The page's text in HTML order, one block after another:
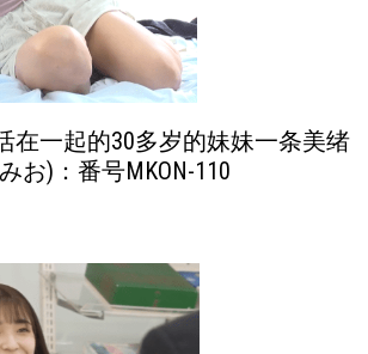
在一起的30多岁的妹妹一条美绪
お)：番号MKON-110